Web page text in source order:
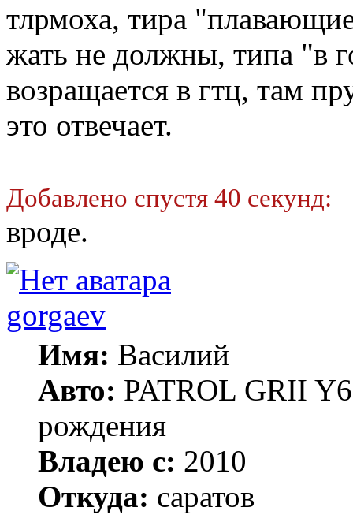
тлрмоха, тира
жать не должны, типа "в
возращается в гтц, там
это отвечает.
Добавлено спустя 40 секунд:
вроде.
gorgaev
Имя: Василий
Авто: PATROL GRII
рождения
Владею с: 2010
Откуда: саратов